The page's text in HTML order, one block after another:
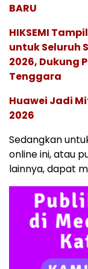
BARU
HIKSEMI
untuk Seluruh
2026, Dukung
Tenggara
Huawei Jadi
2026
Sedangkan
online ini, atau
lainnya, dapat